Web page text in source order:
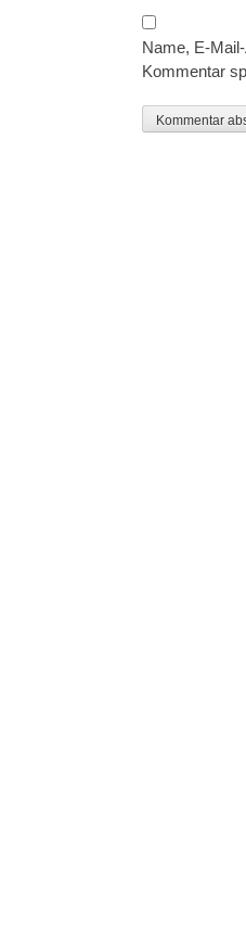
Name, E-
Kommentar